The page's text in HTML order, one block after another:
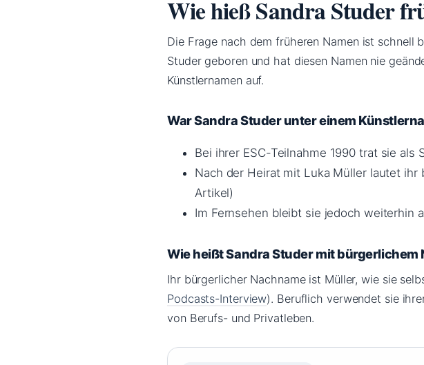
Wie hieß Sandra Studer
Die Frage nach dem früheren Namen ist schnell
Studer geboren und hat diesen Namen nie
Künstlernamen auf.
War Sandra Studer unter einem
Bei ihrer ESC-Teilnahme 1990 trat sie als
Nach der Heirat mit Luka Müller lautet
Artikel)
Im Fernsehen bleibt sie jedoch weiterhin
Wie heißt Sandra Studer mit bürgerlichem
Ihr bürgerlicher Nachname ist Müller, wie sie
Podcasts-Interview). Beruflich verwendet sie
von Berufs- und Privatleben.